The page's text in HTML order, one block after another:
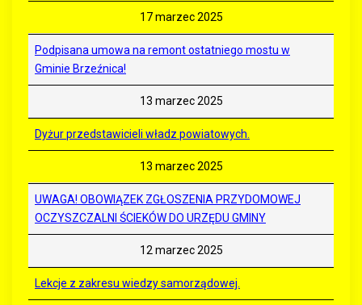
17 marzec 2025
Podpisana umowa na remont ostatniego mostu w
Gminie Brzeźnica!
13 marzec 2025
Dyżur przedstawicieli władz powiatowych.
13 marzec 2025
UWAGA! OBOWIĄZEK ZGŁOSZENIA PRZYDOMOWEJ
OCZYSZCZALNI ŚCIEKÓW DO URZĘDU GMINY
12 marzec 2025
Lekcje z zakresu wiedzy samorządowej.